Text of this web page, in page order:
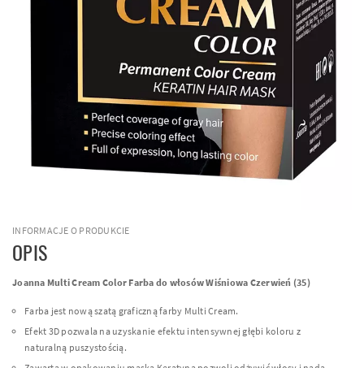
INFORMACJE O PRODUKCIE
OPIS
Joanna Multi Cream Color Farba do włosów Wiśniowa Czerwień (35)
Farba jest nową szatą graficzną farby Multi Cream.
Efekt 3D pozwala na uzyskanie efektu intensywnej głębi koloru z
naturalną puszystością.